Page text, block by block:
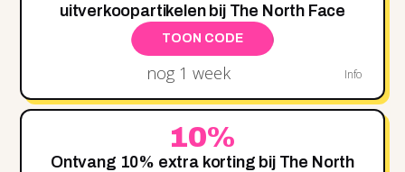
uitverkoopartikelen bij The North Face
TOON CODE
nog 1 week Info
10%
Ontvang 10% extra korting bij The North